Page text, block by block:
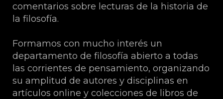
comentarios sobre lecturas de la historia de
la filosofía.
Formamos con mucho interés un
departamento de filosofía abierto a todas
las corrientes de pensamiento, organizando
su amplitud de autores y disciplinas en
artículos online y colecciones de libros de